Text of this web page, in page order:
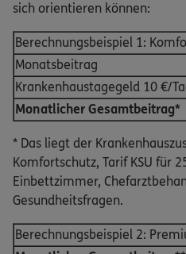
sich orientieren können:
Berechnungsbeispiel 1:
Monatsbeitrag
Krankenhaustagegeld 10 €/
Monatlicher Gesamtbeitrag*
* Das liegt der
Komfortschutz, Tarif KSU für
Einbettzimmer,
Gesundheitsfragen.
Berechnungsbeispiel 2: